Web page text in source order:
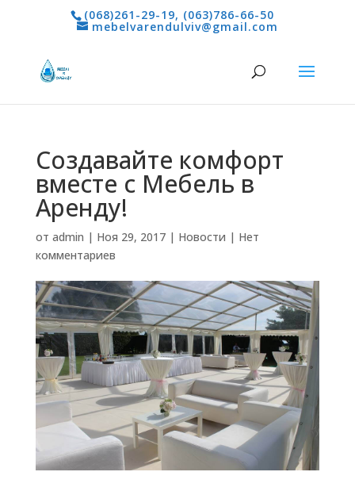
(068)261-29-19, (063)786-66-50
mebelvarendulviv@gmail.com
Создавайте комфорт
вместе с Мебель в
Аренду!
от admin | Ноя 29, 2017| Новости | Нет
комментариев